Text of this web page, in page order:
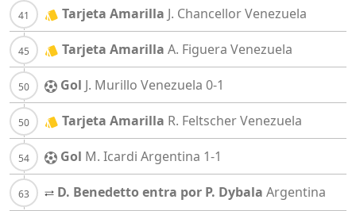
Tarjeta Amarilla J. ChancellorVenezuela
Tarjeta Amarilla A. Figuera Venezuela
Gol J. Murillo Venezuela 0-1
Tarjeta Amarilla R. FeltscherVenezuela
Gol M. Icardi Argentina 1-1
D. Benedetto entra por P. Dybala Argentina